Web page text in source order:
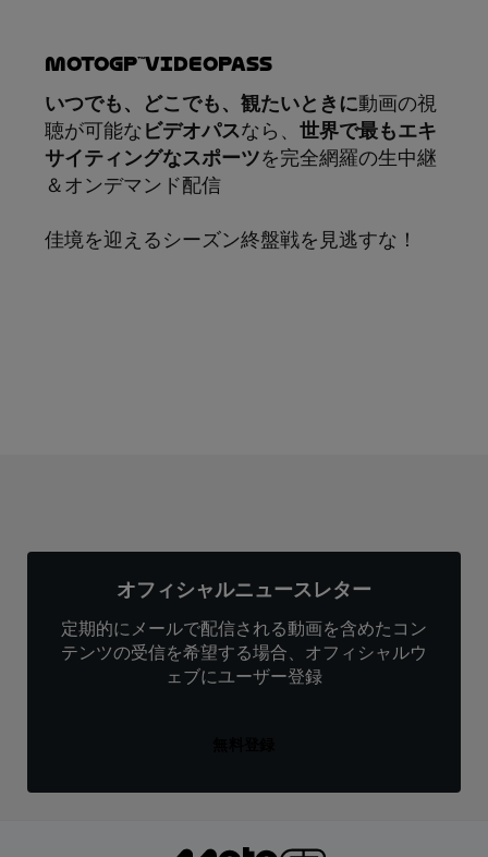
MotoGP™VIDEOPASS
いつでも、どこでも、観たいときに動画の視
聴が可能な ビデオパスなら、 世界で最もエキ
サイティングなスポーツを完全網羅の生中継
＆オンデマンド配信
佳境を迎えるシーズン終盤戦を見逃すな！
オフィシャルニュースレター
定期的にメールで配信される動画を含めたコン
テンツの受信を希望する場合、オフィシャルウ
ェブにユーザー登録